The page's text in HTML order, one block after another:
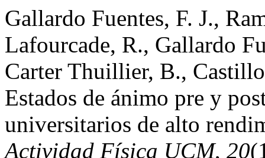
Gallardo Fuentes, F. J.,
Lafourcade, R., Gallardo
Carter Thuillier, B.,
Estados de ánimo pre y
universitarios de alto
Actividad Física UCM, 20